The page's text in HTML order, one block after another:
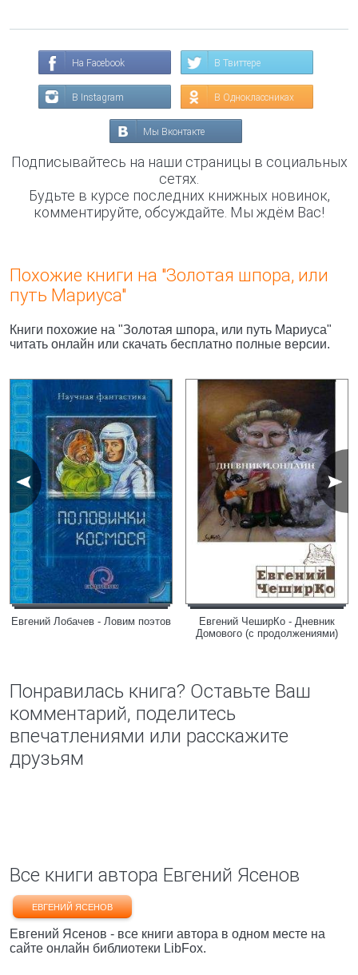
На Facebook В Твиттере
В Instagram В Одноклассниках
Мы Вконтакте
Подписывайтесь на наши страницы в социальных
сетях.
Будьте в курсе последних книжных новинок,
комментируйте, обсуждайте. Мы ждём Вас!
Похожие книги на "Золотая шпора, или
путь Мариуса"
Книги похожие на "Золотая шпора, или путь Мариуса"
читать онлайн или скачать бесплатно полные версии.
Евгений Лобачев - Ловим поэтов
Евгений ЧеширКо - Дневник
Домового (с продолжениями)
Понравилась книга? Оставьте Ваш
комментарий, поделитесь
впечатлениями или расскажите
друзьям
Все книги автора Евгений Ясенов
ЕВГЕНИЙ ЯСЕНОВ
Евгений Ясенов - все книги автора в одном месте на
сайте онлайн библиотеки LibFox.